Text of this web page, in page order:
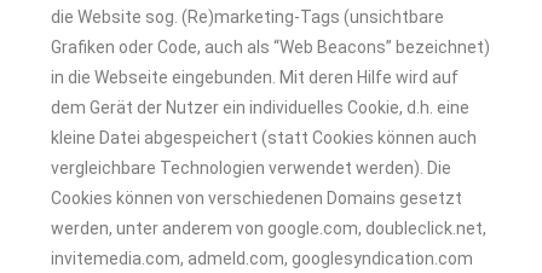
die Website sog. (Re)marketing-Tags (unsichtbare
Grafiken oder Code, auch als “Web Beacons” bezeichnet)
in die Webseite eingebunden. Mit deren Hilfe wird auf
dem Gerät der Nutzer ein individuelles Cookie, d.h. eine
kleine Datei abgespeichert (statt Cookies können auch
vergleichbare Technologien verwendet werden). Die
Cookies können von verschiedenen Domains gesetzt
werden, unter anderem von google.com, doubleclick.net,
invitemedia.com, admeld.com, googlesyndication.com